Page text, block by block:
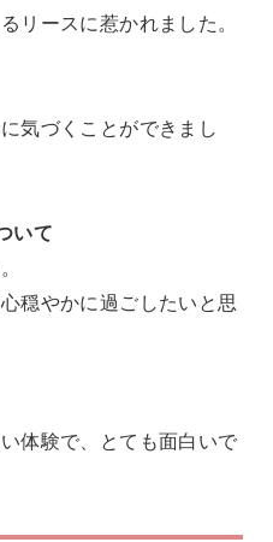
リースに惹かれました。
気づくことができまし
いて
穏やかに過ごしたいと思
体験で、とても面白いで